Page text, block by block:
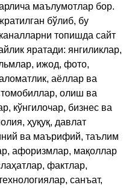
маълумотлар бор.
бўлиб, бу
топишда сайт
яратади: янгиликлар,
ижод, фото,
аёллар ва
олиш ва
кўнгилочар, бизнес ва
ҳуқуқ, давлат
ва маърифий, таълим
афоризмлар, мақоллар
фактлар,
санъат,